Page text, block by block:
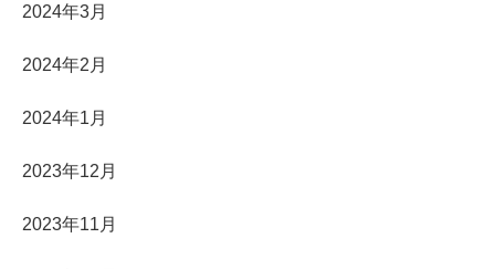
2024年3月
2024年2月
2024年1月
2023年12月
2023年11月